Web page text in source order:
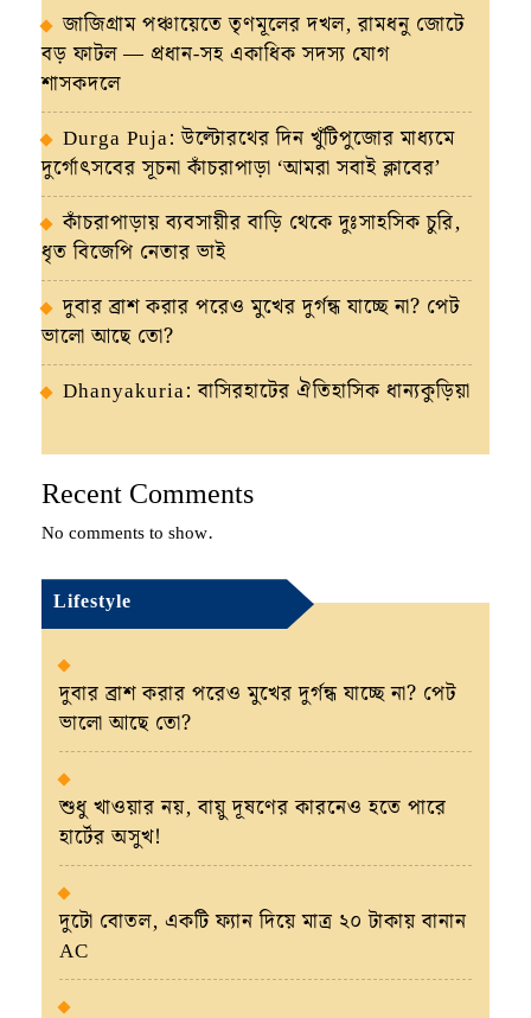
জাজিগ্রাম পঞ্চায়েতে তৃণমূলের দখল, রামধনু জোটে
বড় ফাটল — প্রধান-সহ একাধিক সদস্য যোগ
শাসকদলে
Durga Puja: উল্টোরথের দিন খুঁটিপুজোর মাধ্যমে
দুর্গোৎসবের সূচনা কাঁচরাপাড়া ‘আমরা সবাই ক্লাবের’
কাঁচরাপাড়ায় ব্যবসায়ীর বাড়ি থেকে দুঃসাহসিক চুরি,
ধৃত বিজেপি নেতার ভাই
দুবার ব্রাশ করার পরেও মুখের দুর্গন্ধ যাচ্ছে না? পেট
ভালো আছে তো?
Dhanyakuria: বাসিরহাটের ঐতিহাসিক ধান্যকুড়িয়া
Recent Comments
No comments to show.
Lifestyle
দুবার ব্রাশ করার পরেও মুখের দুর্গন্ধ যাচ্ছে না? পেট
ভালো আছে তো?
শুধু খাওয়ার নয়, বায়ু দূষণের কারনেও হতে পারে
হার্টের অসুখ!
দুটো বোতল, একটি ফ্যান দিয়ে মাত্র ২০ টাকায় বানান
AC